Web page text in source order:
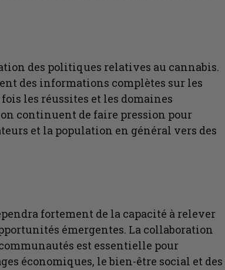
des politiques relatives au cannabis.
des informations complètes sur les
les réussites et les domaines
continuent de faire pression pour
et la population en général vers des
fortement de la capacité à relever
émergentes. La collaboration
est essentielle pour
économiques, le bien-être social et des